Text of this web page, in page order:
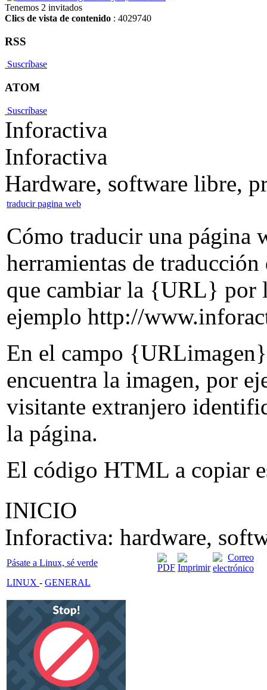
Tenemos 2 invitados
Clics de vista de contenido : 4029740
RSS
Suscríbase
ATOM
Suscríbase
Inforactiva
Inforactiva
Hardware, software libre,
traducir pagina web
Cómo traducir una página
herramientas de
que cambiar la {URL} por
ejemplo http://
En el campo
encuentra la imagen, por
visitante extranjero
la página.
El código HTML a copiar
INICIO
Inforactiva: hardware,
Pásate a Linux, sé verde
LINUX - GENERAL